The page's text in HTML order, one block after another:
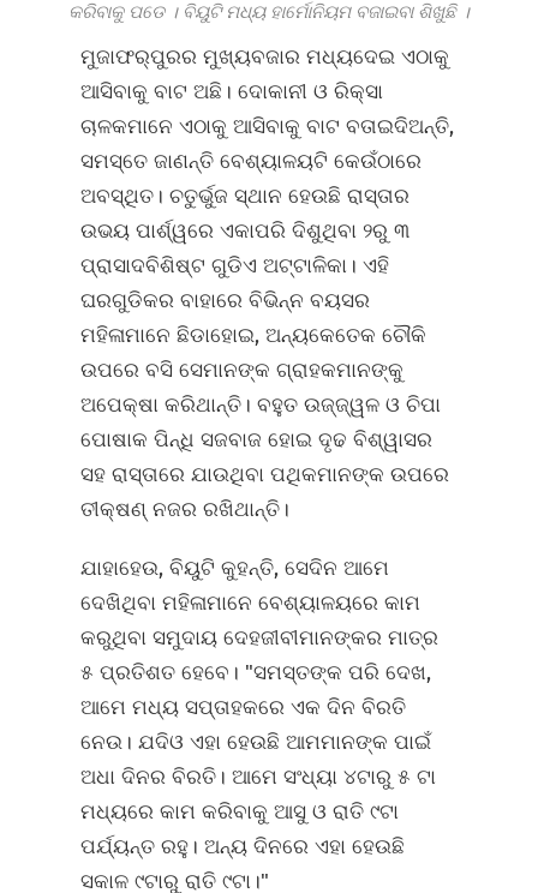
କରିବାକୁ ପଡେ । ବିୟୁଟି ମଧ୍ୟ ହାର୍ମୋନିୟମ ବଜାଇବା ଶିଖୁଛି ।
ମୁଜାଫର୍‍ପୁରର ମୁଖ୍ୟବଜାର ମଧ୍ୟଦେଇ ଏଠାକୁ
ଆସିବାକୁ ବାଟ ଅଛି। ଦୋକାନୀ ଓ ରିକ୍ସା
ଚାଳକମାନେ ଏଠାକୁ ଆସିବାକୁ ବାଟ ବତାଇଦିଅନ୍ତି,
ସମସ୍ତେ ଜାଣନ୍ତି ବେଶ୍ୟାଳୟଟି କେଉଁଠାରେ
ଅବସ୍ଥିତ। ଚତୁର୍ଭୁଜ ସ୍ଥାନ ହେଉଛି ରାସ୍ତାର
ଉଭୟ ପାର୍ଶ୍ୱରେ ଏକାପରି ଦିଶୁଥିବା ୨ରୁ ୩
ପ୍ରାସାଦବିଶିଷ୍ଟ ଗୁଡିଏ ଅଟ୍ଟାଳିକା। ଏହି
ଘରଗୁଡିକର ବାହାରେ ବିଭିନ୍ନ ବୟସର
ମହିଳାମାନେ ଛିଡାହୋଇ, ଅନ୍ୟକେତେକ ଚୌକି
ଉପରେ ବସି ସେମାନଙ୍କ ଗ୍ରାହକମାନଙ୍କୁ
ଅପେକ୍ଷା କରିଥାନ୍ତି। ବହୁତ ଉଜ୍ଜ୍ୱଳ ଓ ଚିପା
ପୋଷାକ ପିନ୍ଧି ସଜବାଜ ହୋଇ ଦୃଢ ବିଶ୍ୱାସର
ସହ ରାସ୍ତାରେ ଯାଉଥିବା ପଥିକମାନଙ୍କ ଉପରେ
ତୀକ୍ଷଣ୍‍ ନଜର ରଖିଥାନ୍ତି।
ଯାହାହେଉ, ବିୟୁଟି କୁହନ୍ତି, ସେଦିନ ଆମେ
ଦେଖିଥିବା ମହିଳାମାନେ ବେଶ୍ୟାଳୟରେ କାମ
କରୁଥିବା ସମୁଦାୟ ଦେହଜୀବୀମାନଙ୍କର ମାତ୍ର
୫ ପ୍ରତିଶତ ହେବେ। "ସମସ୍ତଙ୍କ ପରି ଦେଖ,
ଆମେ ମଧ୍ୟ ସପ୍ତାହକରେ ଏକ ଦିନ ବିରତି
ନେଉ। ଯଦିଓ ଏହା ହେଉଛି ଆମମାନଙ୍କ ପାଇଁ
ଅଧା ଦିନର ବିରତି। ଆମେ ସଂଧ୍ୟା ୪ଟାରୁ ୫ ଟା
ମଧ୍ୟରେ କାମ କରିବାକୁ ଆସୁ ଓ ରାତି ୯ଟା
ପର୍ଯ୍ୟନ୍ତ ରହୁ। ଅନ୍ୟ ଦିନରେ ଏହା ହେଉଛି
ସକାଳ ୯ଟାରୁ ରାତି ୯ଟା।"